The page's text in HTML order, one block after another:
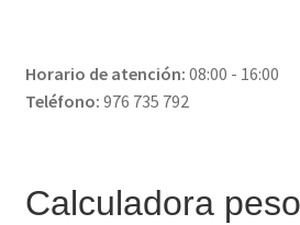
Horario de atención: 08:00 - 16:00
Teléfono: 976 735 792
Calculadora